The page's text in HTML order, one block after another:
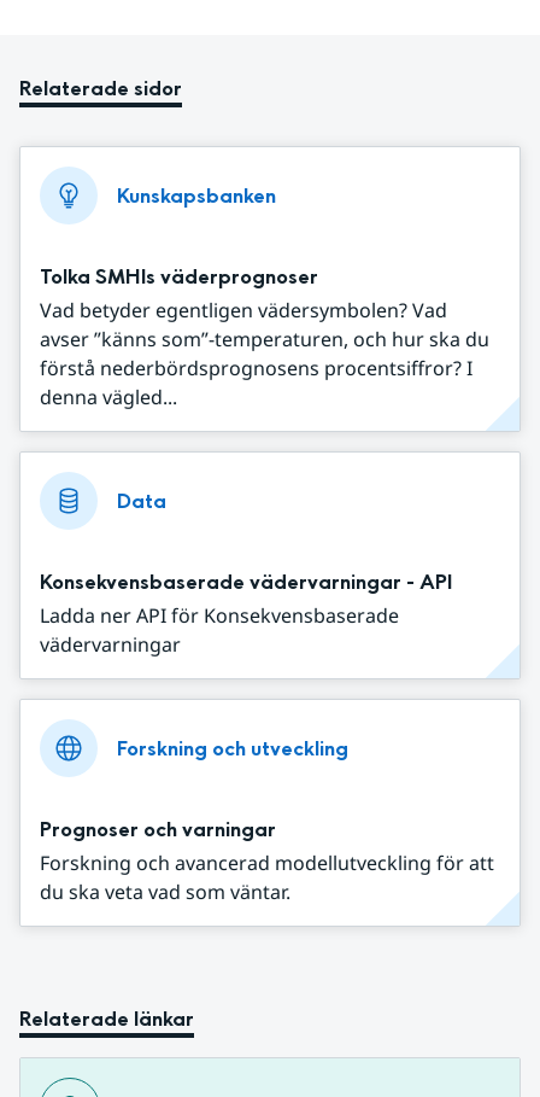
Relaterade sidor
Kunskapsbanken
Tolka SMHIs väderprognoser
Vad betyder egentligen vädersymbolen? Vad
avser ”känns som”-temperaturen, och hur ska du
förstå nederbördsprognosens procentsiffror? I
denna vägled...
Data
Konsekvensbaserade vädervarningar - API
Ladda ner API för Konsekvensbaserade
vädervarningar
Forskning och utveckling
Prognoser och varningar
Forskning och avancerad modellutveckling för att
du ska veta vad som väntar.
Relaterade länkar